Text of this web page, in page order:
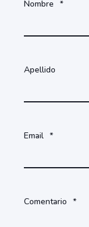
Nombre *
Apellido
Email *
Comentario *